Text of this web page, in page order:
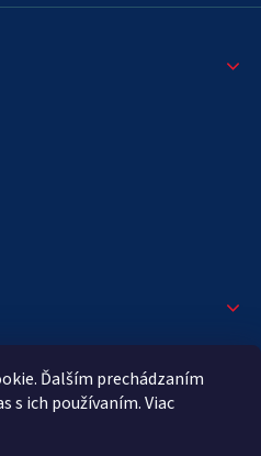
Ďalším prechádzaním
s ich používaním. Viac